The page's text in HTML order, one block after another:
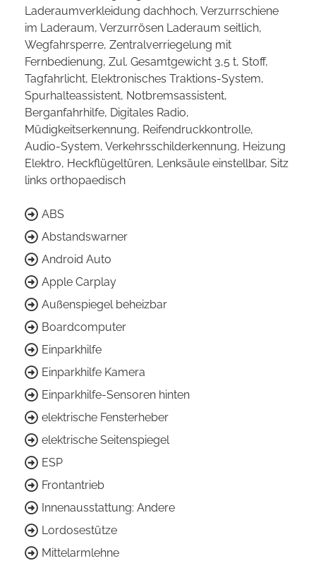
Laderaumverkleidung dachhoch, Verzurrschiene
im Laderaum, Verzurrösen Laderaum seitlich,
Wegfahrsperre, Zentralverriegelung mit
Fernbedienung, Zul. Gesamtgewicht 3,5 t, Stoff,
Tagfahrlicht, Elektronisches Traktions-System,
Spurhalteassistent, Notbremsassistent,
Berganfahrhilfe, Digitales Radio,
Müdigkeitserkennung, Reifendruckkontrolle,
Audio-System, Verkehrsschilderkennung, Heizung
Elektro, Heckflügeltüren, Lenksäule einstellbar, Sitz
links orthopaedisch
ABS
Abstandswarner
Android Auto
Apple Carplay
Außenspiegel beheizbar
Boardcomputer
Einparkhilfe
Einparkhilfe Kamera
Einparkhilfe-Sensoren hinten
elektrische Fensterheber
elektrische Seitenspiegel
ESP
Frontantrieb
Innenausstattung: Andere
Lordosestütze
Mittelarmlehne